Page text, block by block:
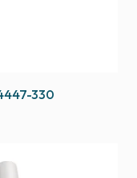
330